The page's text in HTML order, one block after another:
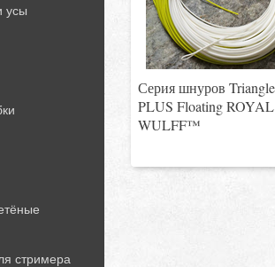
усы
стримера
Серия шнуров
PLUS Floating ROYAL
WULFF™